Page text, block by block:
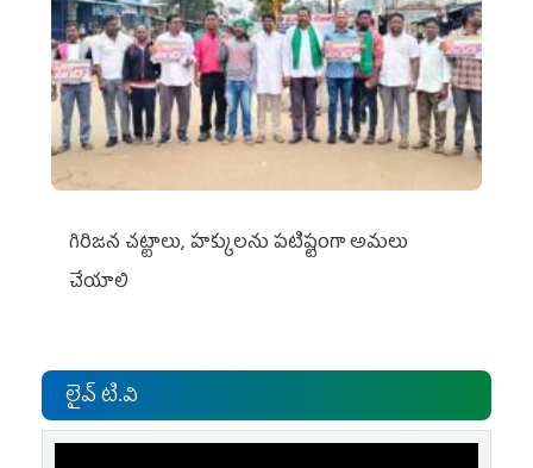
గిరిజన చట్టాలు, హక్కులను పటిష్టంగా అమలు
చేయాలి
లైవ్ టి.వి